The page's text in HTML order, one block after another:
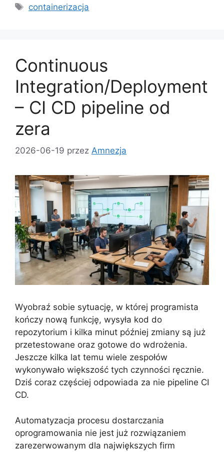
Tagi
containerizacja
Continuous
Integration/Deployment
– CI CD pipeline od
zera
2026-06-19 przez Amnezja
Wyobraź sobie sytuację, w której programista
kończy nową funkcję, wysyła kod do
repozytorium i kilka minut później zmiany są już
przetestowane oraz gotowe do wdrożenia.
Jeszcze kilka lat temu wiele zespołów
wykonywało większość tych czynności ręcznie.
Dziś coraz częściej odpowiada za nie pipeline CI
CD.
Automatyzacja procesu dostarczania
oprogramowania nie jest już rozwiązaniem
zarezerwowanym dla największych firm